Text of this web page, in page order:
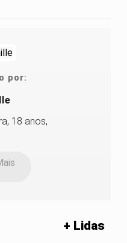
por:
18 anos,
+ Lidas